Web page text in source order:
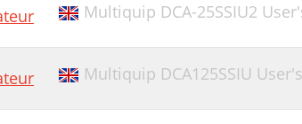
Multiquip DCA-25SSIU2
Multiquip DCA125SSIU